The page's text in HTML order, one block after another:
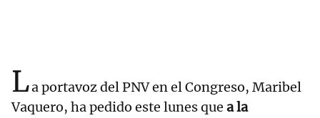
La portavoz del PNV en el Congreso, Maribel
Vaquero, ha pedido este lunes que a la